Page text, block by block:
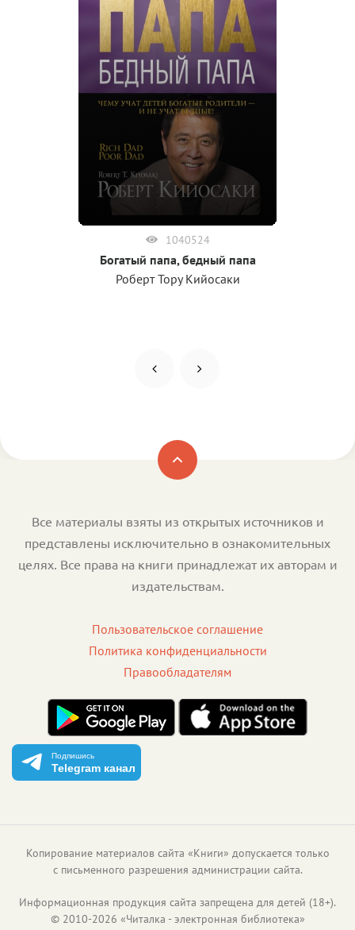
1040524
Богатый папа, бедный папа
Роберт Тору Кийосаки
Все материалы взяты из открытых источников и
представлены исключительно в ознакомительных
целях. Все права на книги принадлежат их авторам и
издательствам.
Пользовательское соглашение
Политика конфиденциальности
Правообладателям
Подпишись
Telegram канал
Копирование материалов сайта «Книги» допускается только
с письменного разрешения администрации сайта.
Информационная продукция сайта запрещена для детей (18+).
© 2010-2026 «Читалка - электронная библиотека»